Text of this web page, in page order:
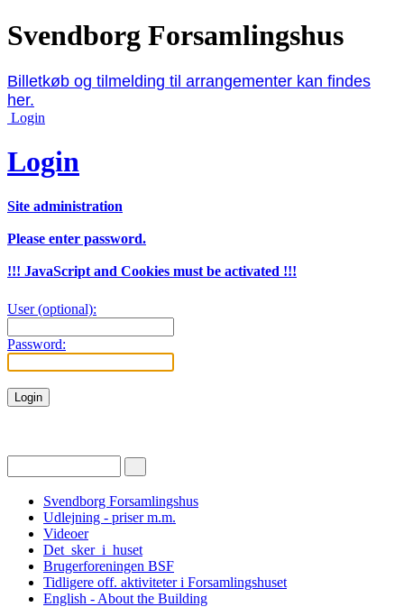
Svendborg Forsamlingshus
Billetkøb og tilmelding til arrangementer kan findes
her.
Login
Login
Site administration
Please enter password.
!!! JavaScript and Cookies must be activated !!!
User (optional):
Password:
Svendborg Forsamlingshus
Udlejning - priser m.m.
Videoer
Det_sker_i_huset
Brugerforeningen BSF
Tidligere off. aktiviteter i Forsamlingshuset
English - About the Building